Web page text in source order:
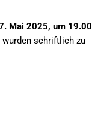
Mai 2025, um 19.00
wurden schriftlich zu